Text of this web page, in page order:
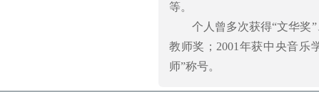
等。
个人曾多次获得“文华奖
教师奖；2001年获中央音乐
师”称号。